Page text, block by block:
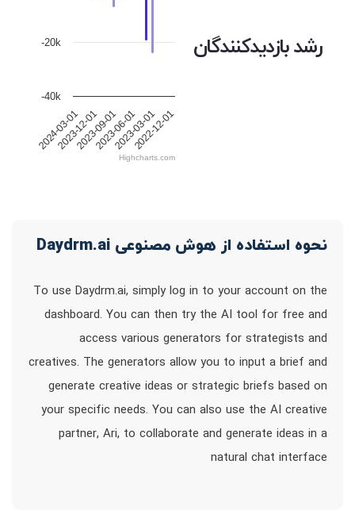
رشد بازدیدکنندگان
2024-03-01
2023-12-01
2023-09-01
2023-06-01
2023-03-01
2022-12-01
-20k
-40k
Highcharts.com
نحوه استفاده از هوش مصنوعی Daydrm.ai
To use Daydrm.ai, simply log in to your account on the
dashboard. You can then try the AI tool for free and
access various generators for strategists and
creatives. The generators allow you to input a brief and
generate creative ideas or strategic briefs based on
your specific needs. You can also use the AI creative
partner, Ari, to collaborate and generate ideas in a
natural chat interface